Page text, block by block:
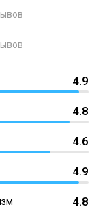
4.9
4.8
4.6
4.9
4.8